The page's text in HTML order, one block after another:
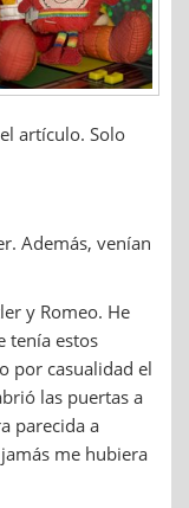
artículo. Solo
Además, venían
y Romeo. He
tenía estos
por casualidad el
las puertas a
parecida a
me hubiera